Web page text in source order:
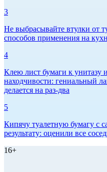
3
Не выбрасывайте втулки от
способов применения на
4
Клею лист бумаги к унитазу
находчивости: гениальный
делается на раз-два
5
Кипячу туалетную бумагу с
результату: оценили все
16+